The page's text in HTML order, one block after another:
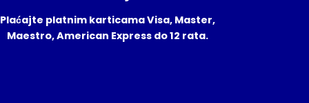
Plaćajte platnim karticama Visa, Master,
Maestro, American Express do 12 rata.